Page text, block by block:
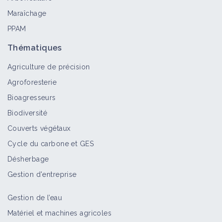
Maraîchage
PPAM
Thématiques
Agriculture de précision
Agroforesterie
Bioagresseurs
Biodiversité
Couverts végétaux
Cycle du carbone et GES
Désherbage
Gestion d'entreprise
Gestion de l’eau
Matériel et machines agricoles